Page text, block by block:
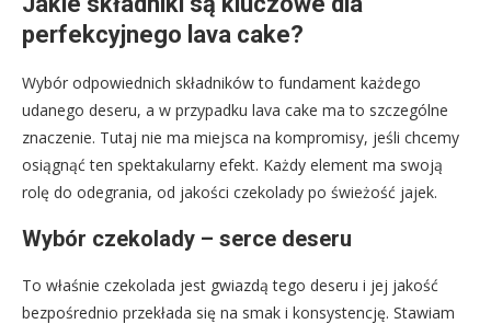
perfekcyjnego lava cake?
Wybór odpowiednich składników to fundament każdego
udanego deseru, a w przypadku lava cake ma to szczególne
znaczenie. Tutaj nie ma miejsca na kompromisy, jeśli chcemy
osiągnąć ten spektakularny efekt. Każdy element ma swoją
rolę do odegrania, od jakości czekolady po świeżość jajek.
Wybór czekolady – serce deseru
To właśnie czekolada jest gwiazdą tego deseru i jej jakość
bezpośrednio przekłada się na smak i konsystencję. Stawiam